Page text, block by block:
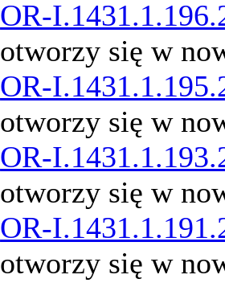
OR-
otworzy się w
OR-
otworzy się w
OR-
otworzy się w
OR-
otworzy się w